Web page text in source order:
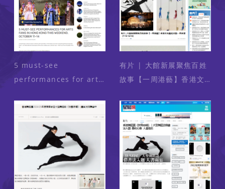
Xinhuanet) 2024-10-14
2024-10-10
5 must-see
performances for arts
this weekend, October
11-14 (Media: Pioneer
Newz) 2024-10-10
有片 | 大館新展聚焦百姓
故事【一周港藝】香港文
（7/10-14/10）（媒體：
香港商報 ）2024-10-07